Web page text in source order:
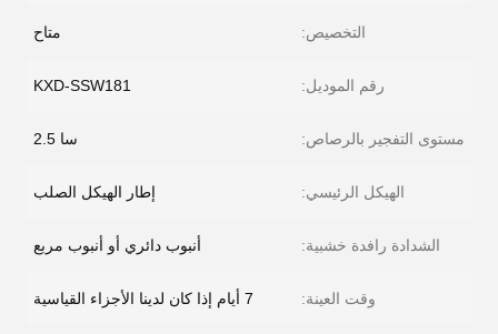
التخصيص: متاح
رقم الموديل: KXD-SSW181
مستوى التفجير بالرصاص: سا 2.5
الهيكل الرئيسي: إطار الهيكل الصلب
الشدادة رافدة خشبية: أنبوب دائري أو أنبوب مربع
وقت العينة: 7 أيام إذا كان لدينا الأجزاء القياسية